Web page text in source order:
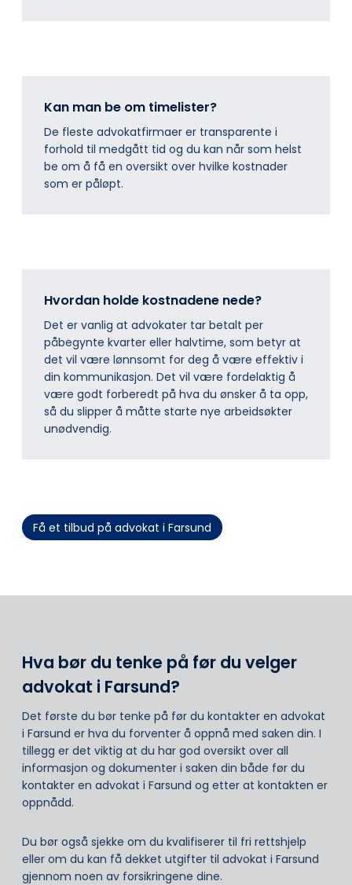
Kan man be om timelister?
De fleste advokatfirmaer er transparente i
forhold til medgått tid og du kan når som helst
be om å få en oversikt over hvilke kostnader
som er påløpt.
Hvordan holde kostnadene nede?
Det er vanlig at advokater tar betalt per
påbegynte kvarter eller halvtime, som betyr at
det vil være lønnsomt for deg å være effektiv i
din kommunikasjon. Det vil være fordelaktig å
være godt forberedt på hva du ønsker å ta opp,
så du slipper å måtte starte nye arbeidsøkter
unødvendig.
Få et tilbud på advokat i Farsund
Hva bør du tenke på før du velger
advokat i Farsund?
Det første du bør tenke på før du kontakter en advokat
i Farsund er hva du forventer å oppnå med saken din. I
tillegg er det viktig at du har god oversikt over all
informasjon og dokumenter i saken din både før du
kontakter en advokat i Farsund og etter at kontakten er
oppnådd.
Du bør også sjekke om du kvalifiserer til fri rettshjelp
eller om du kan få dekket utgifter til advokat i Farsund
gjennom noen av forsikringene dine.